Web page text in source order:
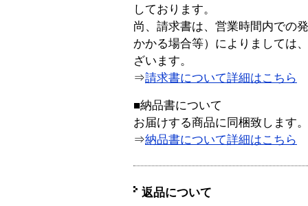
しております。
尚、請求書は、営業時間内での
かかる場合等）によりましては
ざいます。
⇒請求書について詳細はこちら
■納品書について
お届けする商品に同梱致します。
⇒納品書について詳細はこちら
返品について